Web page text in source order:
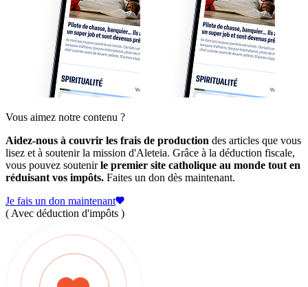
Vous aimez notre contenu ?
Aidez-nous à couvrir les frais de production des articles que vous
lisez et à soutenir la mission d'Aleteia. Grâce à la déduction fiscale,
vous pouvez soutenirle premier site catholique au monde tout en
réduisant vos impôts. Faites un don dès maintenant.
Je fais un don maintenant
( Avec déduction d'impôts )